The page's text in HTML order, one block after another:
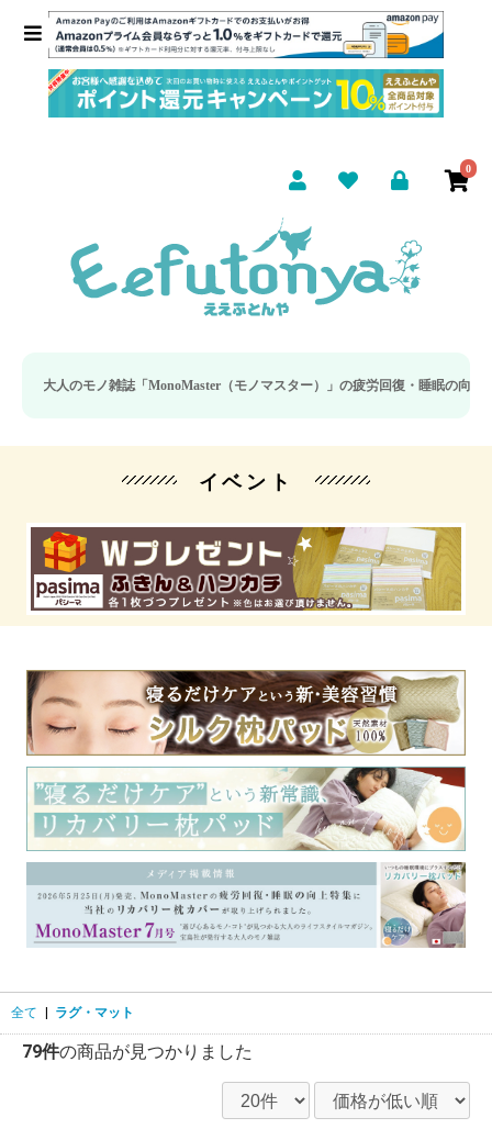
0
雑誌「MonoMaster（モノマスター）」の疲労回復・睡眠の向上特集に当社のリ
イベント
全て ラグ・マット
79件の商品が見つかりました